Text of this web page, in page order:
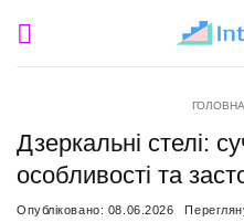
ГОЛОВНА
Дзеркальні стелі:
особливості та
Опубліковано: 08.06.2026